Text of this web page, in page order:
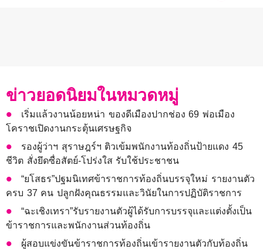
ข่าวยอดนิยมในหมวดหมู่
เริ่มแล้วงานน้อยหน่า ของดีเมืองปากช่อง 69 พ่อเมือง
โคราชเปิดงานกระตุ้นเศรษฐกิจ
รองผู้ว่าฯ สุราษฎร์ฯ ติวเข้มพนักงานท้องถิ่นป้ายแดง 45
ชีวิต สั่งยึดซื่อสัตย์-โปร่งใส รับใช้ประชาชน
“ยโสธร”ปฐมนิเทศข้าราชการท้องถิ่นบรรจุใหม่ รายงานตัว
ครบ 37 คน ปลูกฝังคุณธรรมและวินัยในการปฏิบัติราชการ
“ฉะเชิงเทรา”รับรายงานตัวผู้ได้รับการบรรจุและแต่งตั้งเป็น
ข้าราชการและพนักงานส่วนท้องถิ่น
ผู้สอบแข่งขันข้าราชการท้องถิ่นเข้ารายงานตัวกับท้องถิ่น